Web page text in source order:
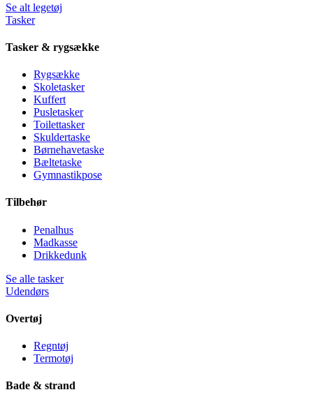
Se alt legetøj
Tasker
Tasker & rygsække
Rygsække
Skoletasker
Kuffert
Pusletasker
Toilettasker
Skuldertaske
Børnehavetaske
Bæltetaske
Gymnastikpose
Tilbehør
Penalhus
Madkasse
Drikkedunk
Se alle tasker
Udendørs
Overtøj
Regntøj
Termotøj
Bade & strand